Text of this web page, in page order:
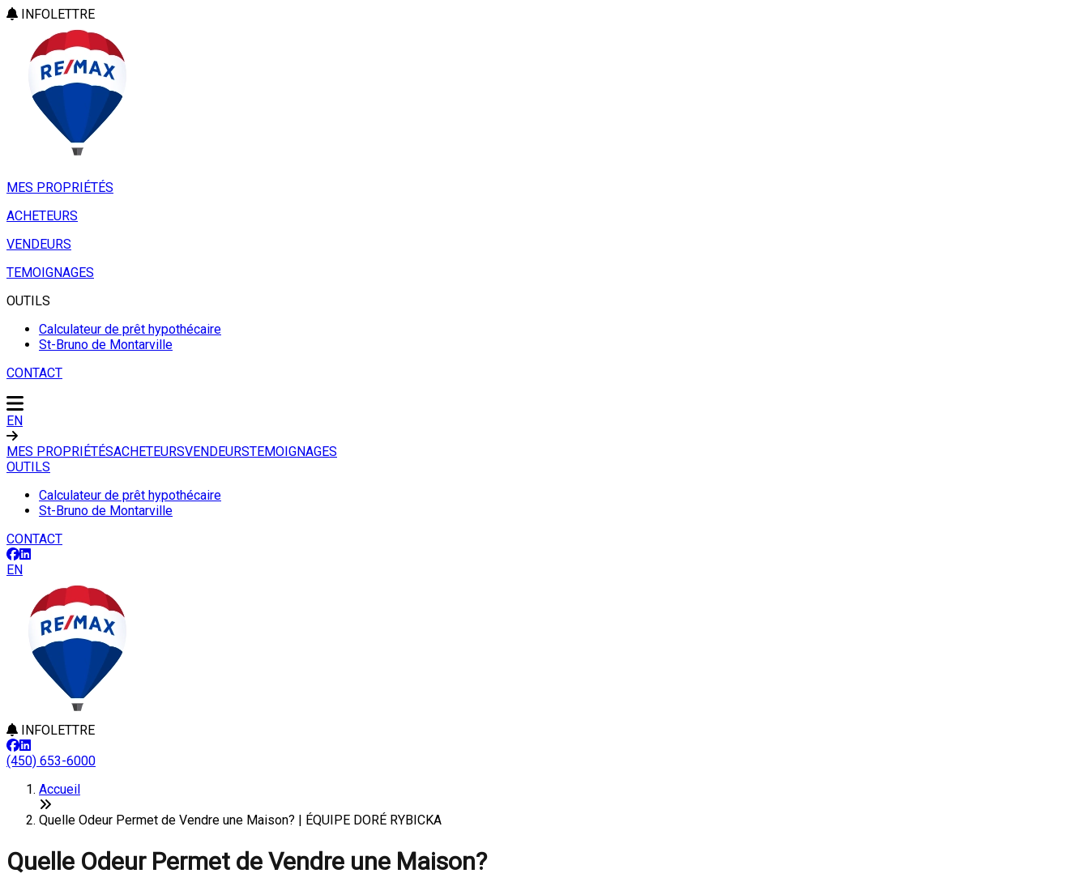
INFOLETTRE
MES PROPRIÉTÉS
ACHETEURS
VENDEURS
TEMOIGNAGES
OUTILS
Calculateur de prêt hypothécaire
St-Bruno de Montarville
CONTACT
EN
MES PROPRIÉTÉSACHETEURSVENDEURSTEMOIGNAGES
OUTILS
Calculateur de prêt hypothécaire
St-Bruno de Montarville
CONTACT
EN
INFOLETTRE
(450) 653-6000
Accueil
Quelle Odeur Permet de Vendre une Maison? | ÉQUIPE DORÉ RYBICKA
Quelle Odeur Permet de Vendre une Maison?